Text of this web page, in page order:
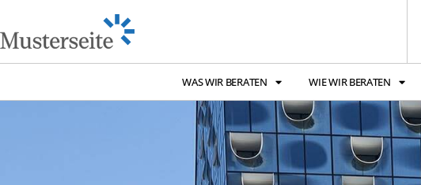
WAS WIR BERATEN WIE WIR BERATEN